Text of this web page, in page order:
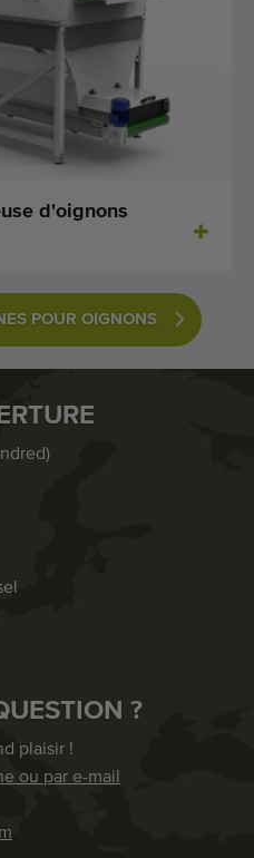
d'oignons
POUR OIGNONS
?
plaisir !
ou par e-mail